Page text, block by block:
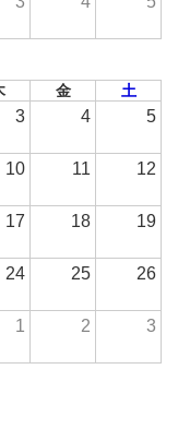
金 土
3 4 5
10 11 12
17 18 19
24 25 26
1 2 3